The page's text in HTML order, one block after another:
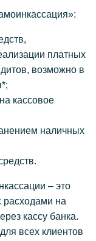
платных
возможно в
кассовое
наличных
– это
расходами на
кассу банка.
всех клиентов